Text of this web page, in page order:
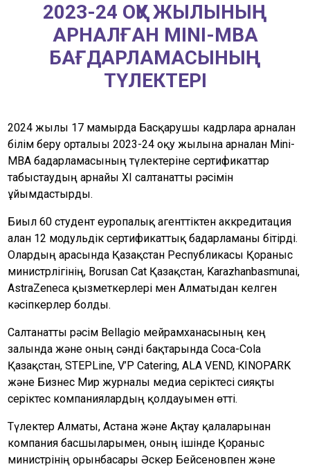
2023-24 ОҚУ ЖЫЛЫНЫҢ
АРНАЛҒАН MINI-MBA
БАҒДАРЛАМАСЫНЫҢ
ТҮЛЕКТЕРІ
2024 жылғы 17 мамырда Басқарушы кадрларға арналған
білім беру орталығы 2023-24 оқу жылына арналған Mini-
MBA бағдарламасының түлектеріне сертификаттар
табыстаудың арнайы XI салтанатты рәсімін
ұйымдастырды.
Биыл 60 студент еуропалық агенттіктен аккредитация
алған 12 модульдік сертификаттық бағдарламаны бітірді.
Олардың арасында Қазақстан Республикасы Қорғаныс
министрлігінің, Borusan Cat Қазақстан, Karazhanbasmunai,
AstraZeneca қызметкерлері мен Алматыдан келген
кәсіпкерлер болды.
Салтанатты рәсім Bellagio мейрамханасының кең
залында және оның сәнді бақтарында Сoca-Сola
Қазақстан, STEPLine, V’P Catering, ALA VEND, KINOPARK
және Бизнес Мир журналы медиа серіктесі сияқты
серіктес компаниялардың қолдауымен өтті.
Түлектер Алматы, Астана және Ақтау қалаларынан
компания басшыларымен, оның ішінде Қорғаныс
министрінің орынбасары Әскер Бейсеновпен және